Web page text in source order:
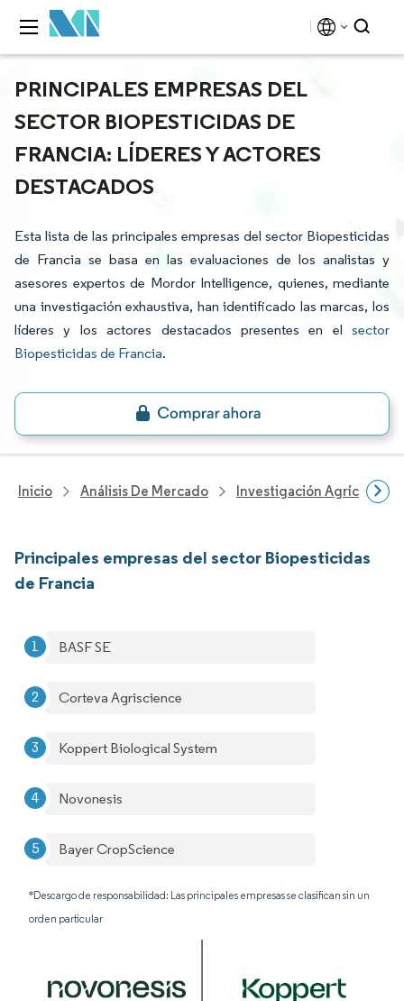
PRINCIPALES EMPRESAS DEL
SECTOR BIOPESTICIDAS DE
FRANCIA: LÍDERES Y ACTORES
DESTACADOS
Esta lista de las principales empresas del sector Biopesticidas
de Francia se basa en las evaluaciones de los analistas y
asesores expertos de Mordor Intelligence, quienes, mediante
una investigación exhaustiva, han identificado las marcas, los
líderes y los actores destacados presentes en el sector
Biopesticidas de Francia.
Inicio Análisis De Mercado Investigación Agrícola
Principales empresas del sector Biopesticidas
de Francia
BASF SE
Corteva Agriscience
Koppert Biological System
Novonesis
Bayer CropScience
*Descargo de responsabilidad: Las principales empresas se clasifican sin un
orden particular